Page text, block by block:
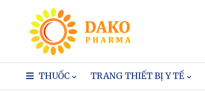
THUỐC TRANG THIẾT BỊ Y TẾ